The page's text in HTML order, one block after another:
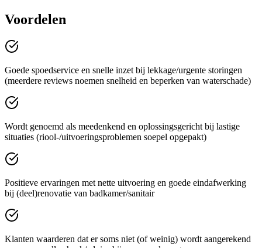
Voordelen
Goede spoedservice en snelle inzet bij lekkage/urgente storingen
(meerdere reviews noemen snelheid en beperken van waterschade)
Wordt genoemd als meedenkend en oplossingsgericht bij lastige
situaties (riool-/uitvoeringsproblemen soepel opgepakt)
Positieve ervaringen met nette uitvoering en goede eindafwerking
bij (deel)renovatie van badkamer/sanitair
Klanten waarderen dat er soms niet (of weinig) wordt aangerekend